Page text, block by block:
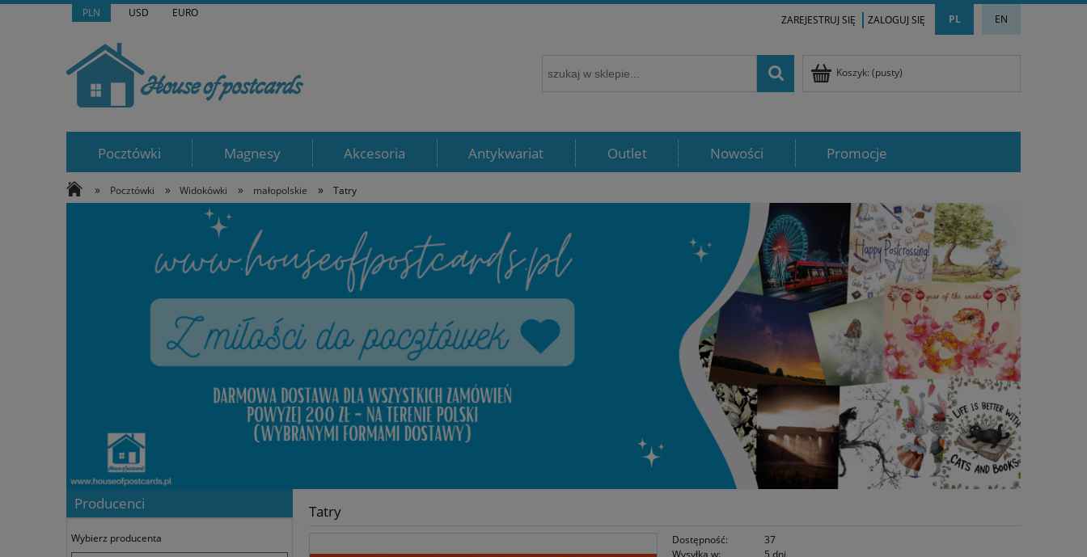
PLN USD EURO PL EN
ZAREJESTRUJ SIĘ ZALOGUJ SIĘ
Koszyk: (pusty)
Pocztówki Magnesy Akcesoria Antykwariat Outlet Nowości Promocje
» Pocztówki » Widokówki » małopolskie » Tatry
Producenci
Wybierz producenta
Tatry
Dostępność:
37